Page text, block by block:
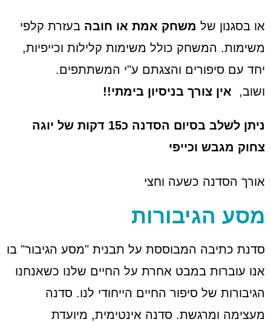
או בסגנון של משחק אמת או חובה בעזרת קלפי
משימות. המשחק כולל משימות קלילות וכייפיות,
יחד עם סיפורים והצגתם ע"י המשתתפים.
ושוב,
אין צורך בניסיון בימתי!!
ניתן לשלב בסיום הסדנה כ15 דקות של יוגה
צחוק מגבש וכייפי
אורך הסדנה כשעה וחצי
מסע הגיבורות
סדנת כתיבה המבוססת על תבנית "מסע הגיבור" בו
אנו עוברות במבט אחרת על החיים שלנו כשאנחנו
הגיבורות של סיפור החיים הייחודי לנו. סדנה
מעצימה ומרגשת. סדנה אינטימית, מיועדת